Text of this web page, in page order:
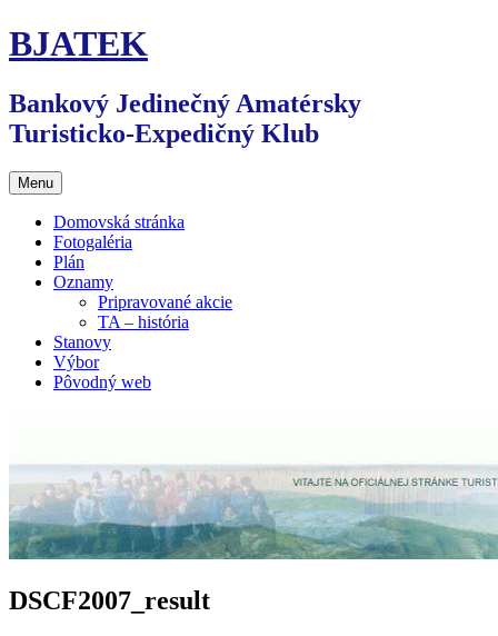
Preskočiť
na
BJATEK
Bankový Jedinečný Amatérsky
Turisticko-Expedičný Klub
Menu
Domovská stránka
Fotogaléria
Plán
Oznamy
Pripravované akcie
TA – história
Stanovy
Výbor
Pôvodný web
DSCF2007_result